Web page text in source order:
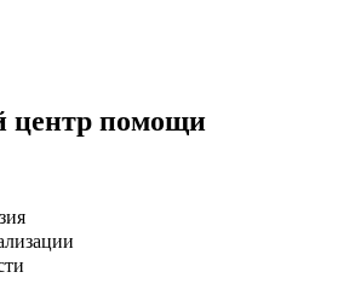
центр помощи